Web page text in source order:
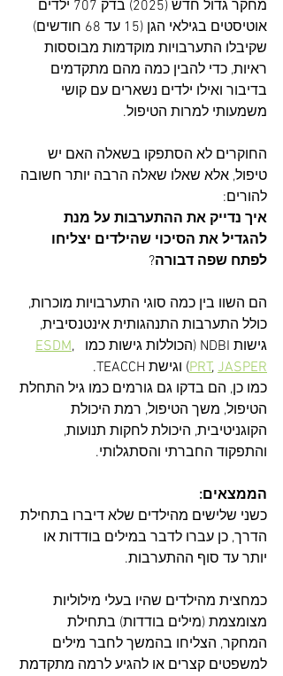
מחקר גדול חדש (2025) בדק 707 ילדים
אוטיסטים בגילאי הגן (15 עד 68 חודשים)
שקיבלו התערבויות מוקדמות מבוססות
ראיות, כדי להבין כמה מהם מתקדמים
בדיבור ואילו ילדים נשארים עם קושי
משמעותי למרות הטיפול.​
החוקרים לא הסתפקו בשאלה האם יש
טיפול, אלא שאלו שאלה הרבה יותר חשובה
להורים:
איך נדייק את ההתערבות על מנת
להגדיל את הסיכוי שהילדים יצליחו
לפתח שפה דבורה?
הם השוו בין כמה סוגי התערבויות מוכרות,
כולל התערבות התנהגותית אינטנסיבית,
גישות NDBI (הכוללות גישות כמו
ESDM,
PRT, JASPER
) וגישת TEACCH.
כמו כן, הם בדקו גם גורמים כמו גיל התחלת
הטיפול, משך הטיפול, רמת היכולת
הקוגניטיבית, היכולת לחקות תנועות,
והתפקוד החברתי והסתגלותי.​
הממצאים:
כשני שלישים מהילדים שלא דיברו בתחילת
הדרך, כן עברו לדבר במילים בודדות או
יותר עד סוף ההתערבות.
כמחצית מהילדים שהיו בעלי מילוליות
מצומצמת (מילים בודדות) בתחילת
המחקר, הצליחו בהמשך לחבר מילים
למשפטים קצרים או להגיע לרמה מתקדמת